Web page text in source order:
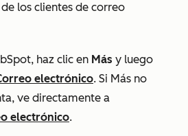
los clientes de correo
haz clic en Más y luego
electrónico. Si Más no
ve directamente a
electrónico.